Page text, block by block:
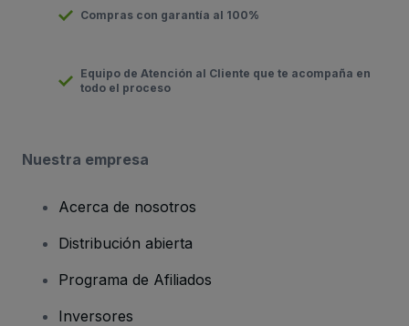
Compras con garantía al 100%
Equipo de Atención al Cliente que te acompaña en
todo el proceso
Nuestra empresa
Acerca de nosotros
Distribución abierta
Programa de Afiliados
Inversores